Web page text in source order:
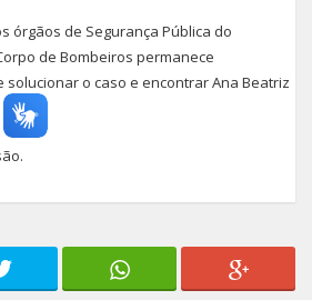
órgãos de Segurança Pública do
de Bombeiros permanece
o caso e encontrar Ana Beatriz